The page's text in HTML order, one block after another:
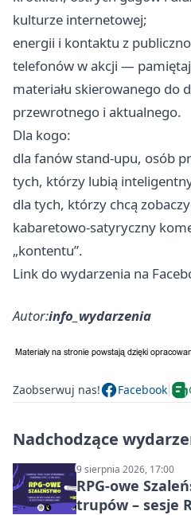
kulturze internetowej;
energii i kontaktu z
telefonów w akcji —
materiału skierowanego do
przewrotnego i aktualnego.
Dla kogo:
dla fanów stand-upu, osób
tych, którzy lubią
dla tych, którzy chcą
kabaretowo‑satyryczny
„kontentu”.
Link do wydarzenia na
Autor:info_wydarzenia
Zaobserwuj nas! Facebook
Nadchodzące
9 sierpnia 2026, 17:00
RPG-owe
trupów – sesje